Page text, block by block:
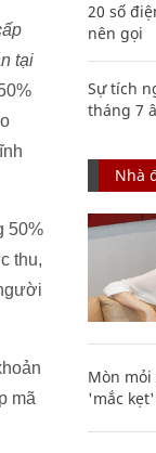
tại
50%
thu,
mã
20 số
nên gọi
Sự tích
tháng 7
Nhà
Mòn
'mắc